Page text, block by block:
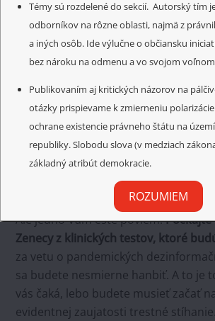
Témy sú rozdelené do sekcií. Autorský tím
odborníkov na rôzne oblasti, najmä z
a iných osôb. Ide výlučne o občiansku
bez nároku na odmenu a vo svojom
Publikovaním aj kritických názorov na
otázky prispievame k zmierneniu
ochrane existencie právneho štátu na
republiky. Slobodu slova (v medziach
základný atribút demokracie.
ROZUMIEM
privodenia si trestného stíhania.
A že existuje nejaký dezinformačný
naratív? Tak povedzte, aký? Na
máte potrebu z týchto tém
k viac ako 50 percentám všetkých
neočkovaných), ktorý práve zbystrili
Takžesplnomocnenec vlády nie je aj
Hlas sa k nemu nehlási? Nemusíte
postu odpoveď priam srší. Všetkým
Ale jedno Vám ešte poviem.Počkajte
Zenecy z klinických testov, ktoré
za vetu o pandemických
sa budete nesmierne hanbiť. A to je
vás čaká, lebo budete musieť začať
evidentnej zaujatosti trestné stíhanie.